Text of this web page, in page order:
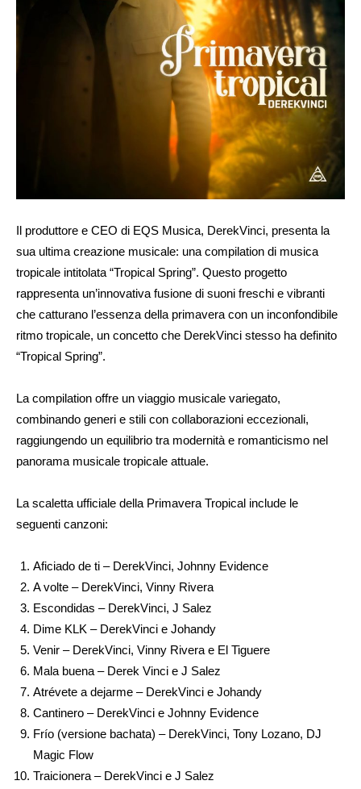
Il produttore e CEO di EQS Musica, DerekVinci, presenta la
sua ultima creazione musicale: una compilation di musica
tropicale intitolata “Tropical Spring”. Questo progetto
rappresenta un’innovativa fusione di suoni freschi e vibranti
che catturano l’essenza della primavera con un inconfondibile
ritmo tropicale, un concetto che DerekVinci stesso ha definito
“Tropical Spring”.
La compilation offre un viaggio musicale variegato,
combinando generi e stili con collaborazioni eccezionali,
raggiungendo un equilibrio tra modernità e romanticismo nel
panorama musicale tropicale attuale.
La scaletta ufficiale della Primavera Tropical include le
seguenti canzoni:
Aficiado de ti – DerekVinci, Johnny Evidence
A volte – DerekVinci, Vinny Rivera
Escondidas – DerekVinci, J Salez
Dime KLK – DerekVinci e Johandy
Venir – DerekVinci, Vinny Rivera e El Tiguere
Mala buena – Derek Vinci e J Salez
Atrévete a dejarme – DerekVinci e Johandy
Cantinero – DerekVinci e Johnny Evidence
Frío (versione bachata) – DerekVinci, Tony Lozano, DJ
Magic Flow
Traicionera – DerekVinci e J Salez